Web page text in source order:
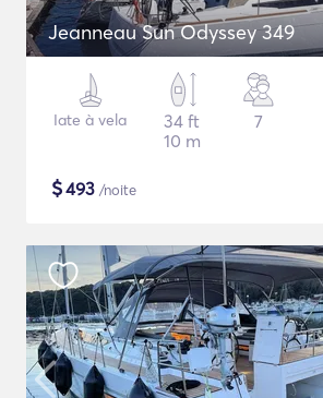
Jeanneau Sun Odyssey 349
Iate à vela
34 ft
10 m
7
$493 /noite